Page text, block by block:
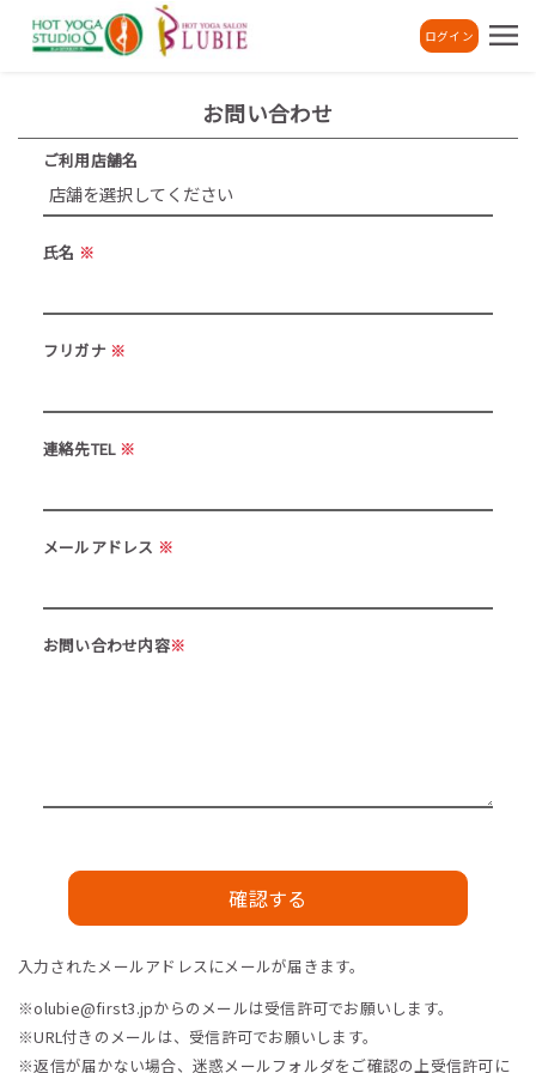
ログイン
お問い合わせ
ご利用店舗名
氏名 ※
フリガナ ※
連絡先TEL ※
メールアドレス ※
お問い合わせ内容※
確認する
入力されたメールアドレスにメールが届きます。
※olubie@first3.jpからのメールは受信許可でお願いします。
※URL付きのメールは、受信許可でお願いします。
※返信が届かない場合、迷惑メールフォルダをご確認の上受信許可に